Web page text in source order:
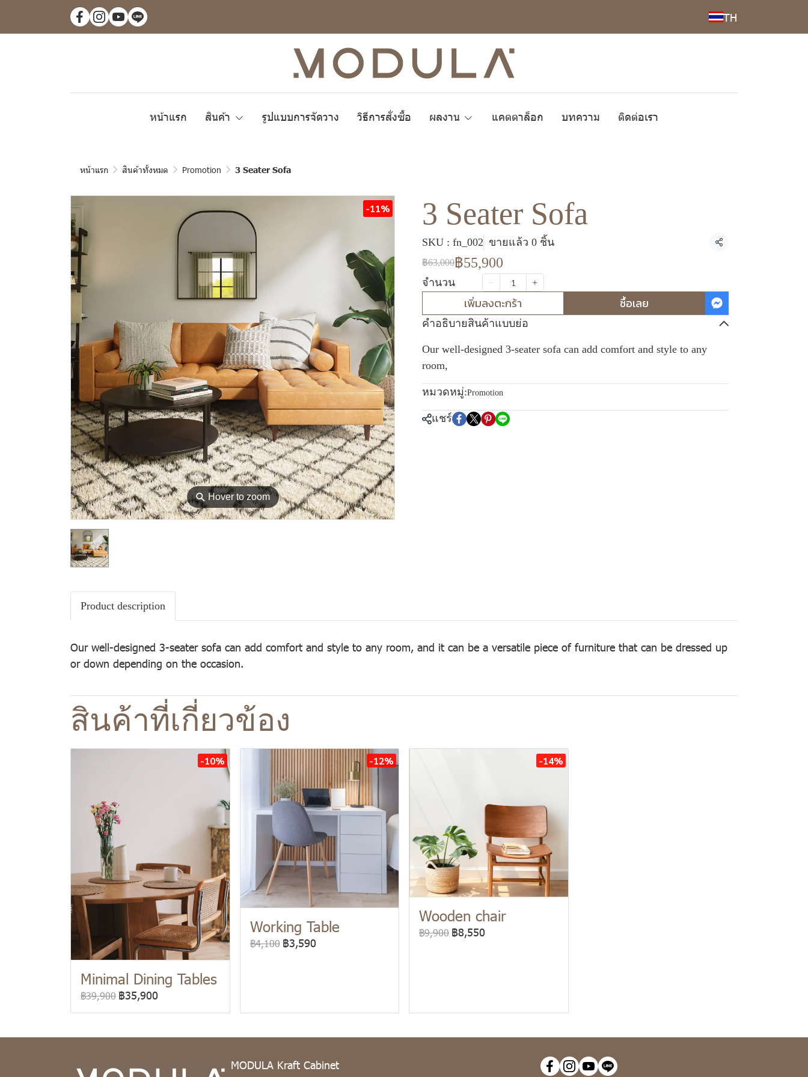
TH
หน้าแรก สินค้า รูปแบบการจัดวาง วิธีการสั่งซื้อ ผลงาน แคตตาล็อก บทความ ติดต่อเรา
หน้าแรก สินค้าทั้งหมด Promotion 3 Seater Sofa
⚲Hover to zoom
-11% 3 Seater Sofa
SKU : fn_002 ขายแล้ว 0 ชิ้น แชร์
฿63,000฿55,900
จำนวน
เพิ่มลงตะกร้า ซื้อเลย
คำอธิบายสินค้าแบบย่อ
Our well-designed 3-seater sofa can add comfort and style to any
room,
หมวดหมู่:Promotion
แชร์
Product description
Our well-designed 3-seater sofa can add comfort and style to any room, and it can be a versatile piece of furniture that can be dressed up
or down depending on the occasion.
สินค้าที่เกี่ยวข้อง
-10%
Minimal Dining Tables
฿39,900 ฿35,900
-12%
Working Table
฿4,100 ฿3,590
-14%
Wooden chair
฿9,900 ฿8,550
MODULA Kraft Cabinet